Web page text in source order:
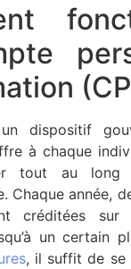
dispositif
à chaque
tout au long
Chaque année,
créditées sur
un certain
, il suffit de se